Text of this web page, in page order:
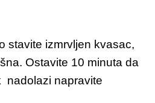
stavite izmrvljen kvasac,
Ostavite 10 minuta da
nadolazi napravite